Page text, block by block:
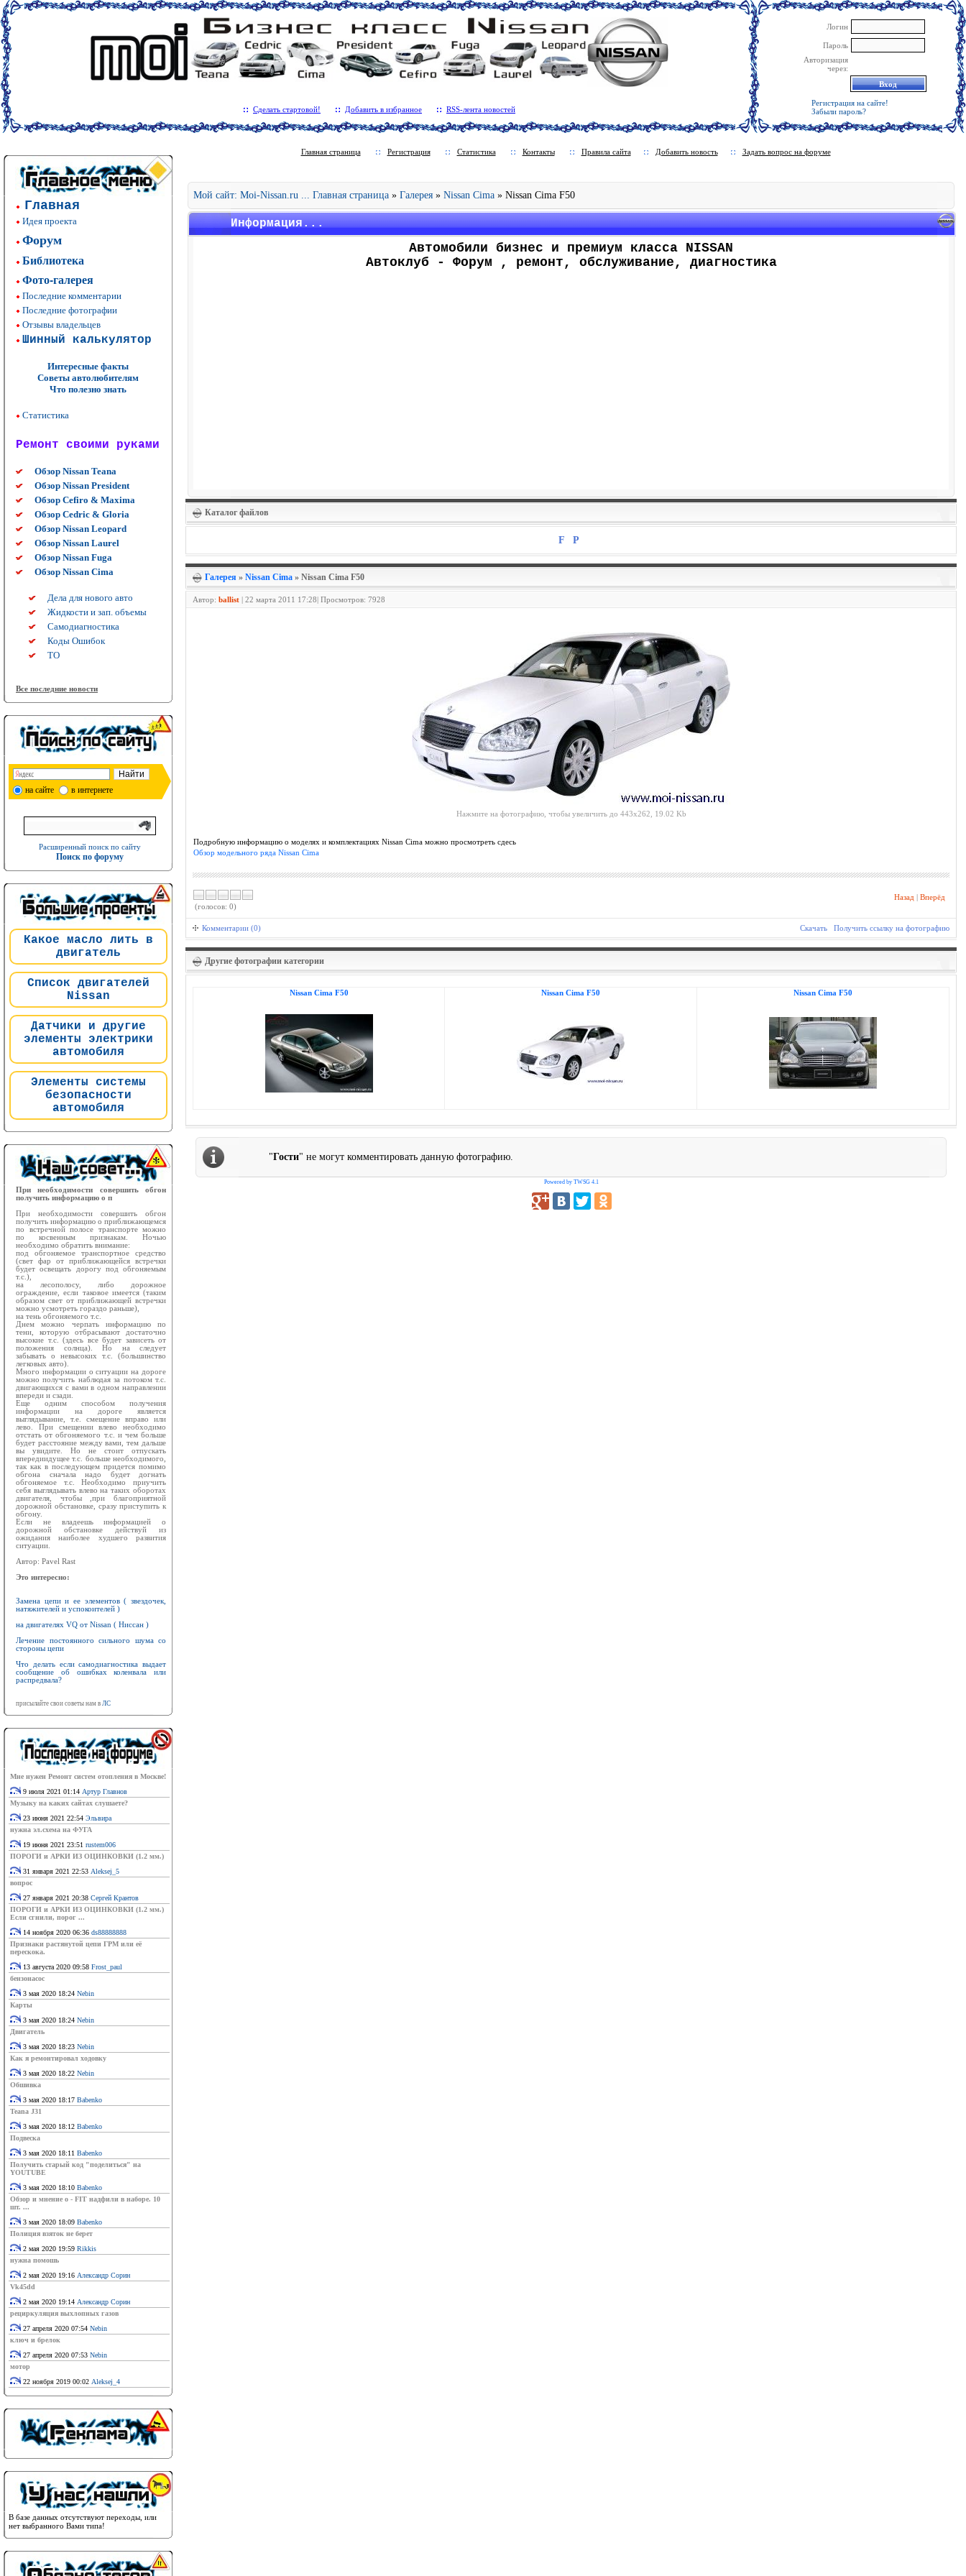
Сделать стартовой! Добавить в избранное RSS-лента новостей
Логин
Пароль
Авторизация
через:
Регистрация на сайте!
Забыли пароль?
Главная
Идея проекта
Форум
Библиотека
Фото-галерея
Последние комментарии
Последние фотографии
Отзывы владельцев
Шинный калькулятор
Интересные факты
Советы автолюбителям
Что полезно знать
Статистика
Ремонт своими руками
Обзор Nissan Teana
Обзор Nissan President
Обзор Cefiro & Maxima
Обзор Cedric & Gloria
Обзор Nissan Leopard
Обзор Nissan Laurel
Обзор Nissan Fuga
Обзор Nissan Cima
Дела для нового авто
Жидкости и зап. объемы
Самодиагностика
Коды Ошибок
ТО
Все последние новости
на сайте в интернете
Расширенный поиск по сайту
Поиск по форуму
Какое масло лить в
двигатель
Список двигателей
Nissan
Датчики и другие
элементы электрики
автомобиля
Элементы системы
безопасности
автомобиля
При необходимости совершить обгон
получить информацию о п
При необходимости совершить обгон
получить информацию о приближающемся
по встречной полосе транспорте можно
по косвенным признакам. Ночью
необходимо обратить внимание:
под обгоняемое транспортное средство
(свет фар от приближающейся встречки
будет освещать дорогу под обгоняемым
т.с.),
на лесополосу, либо дорожное
ограждение, если таковое имеется (таким
образом свет от приближающей встречки
можно усмотреть гораздо раньше),
на тень обгоняемого т.с.
Днем можно черпать информацию по
тени, которую отбрасывают достаточно
высокие т.с. (здесь все будет зависеть от
положения солнца). Но на следует
забывать о невысоких т.с. (большинство
легковых авто).
Много информации о ситуации на дороге
можно получить наблюдая за потоком т.с.
двигающихся с вами в одном направлении
впереди и сзади.
Еще одним способом получения
информации на дороге является
выглядывание, т.е. смещение вправо или
лево. При смещении влево необходимо
отстать от обгоняемого т.с. и чем больше
будет расстояние между вами, тем дальше
вы увидите. Но не стоит отпускать
впередиидущее т.с. больше необходимого,
так как в последующем придется помимо
обгона сначала надо будет догнать
обгоняемое т.с. Необходимо приучить
себя выглядывать влево на таких оборотах
двигателя, чтобы ,при благоприятной
дорожной обстановке, сразу приступить к
обгону.
Если не владеешь информацией о
дорожной обстановке действуй из
ожидания наиболее худшего развития
ситуации.
Автор: Pavel Rast
Это интересно:
Замена цепи и ее элементов ( звездочек,
натяжителей и успокоителей )
на двигателях VQ от Nissan ( Ниссан )
Лечение постоянного сильного шума со
стороны цепи
Что делать если самодиагностика выдает
сообщение об ошибках коленвала или
распредвала?
присылайте свои советы нам в ЛС
Мне нужен Ремонт систем отопления в Москве!
9 июля 2021 01:14 Артур Главнов
Музыку на каких сайтах слушаете?
23 июня 2021 22:54 Эльвира
нужна эл.схема на ФУГА
19 июня 2021 23:51 rustem006
ПОРОГИ и АРКИ ИЗ ОЦИНКОВКИ (1.2 мм.)
31 января 2021 22:53 Aleksej_5
вопрос
27 января 2021 20:38 Сергей Крантов
ПОРОГИ и АРКИ ИЗ ОЦИНКОВКИ (1.2 мм.)
Если сгнили, порог ...
14 ноября 2020 06:36 ds88888888
Признаки растянутой цепи ГРМ или её
перескока.
13 августа 2020 09:58 Frost_paul
бензонасос
3 мая 2020 18:24 Nebin
Карты
3 мая 2020 18:24 Nebin
Двигатель
3 мая 2020 18:23 Nebin
Как я ремонтировал ходовку
3 мая 2020 18:22 Nebin
Обшивка
3 мая 2020 18:17 Babenko
Teana J31
3 мая 2020 18:12 Babenko
Подвеска
3 мая 2020 18:11 Babenko
Получить старый код "поделиться" на
YOUTUBE
3 мая 2020 18:10 Babenko
Обзор и мнение о - FIT надфили в наборе. 10
шт. ...
3 мая 2020 18:09 Babenko
Полиция взяток не берет
2 мая 2020 19:59 Rikkis
нужна помошь
2 мая 2020 19:16 Александр Сорин
Vk45dd
2 мая 2020 19:14 Александр Сорин
рециркуляция выхлопных газов
27 апреля 2020 07:54 Nebin
ключ и брелок
27 апреля 2020 07:53 Nebin
мотор
22 ноября 2019 00:02 Aleksej_4
В базе данных отсутствуют переходы, или
нет выбранного Вами типа!
Главная страница Регистрация Статистика Контакты Правила сайта Добавить новость Задать вопрос на форуме
Мой сайт: Moi-Nissan.ru ... Главная страница » Галерея » Nissan Cima » Nissan Cima F50
Информация...
Автомобили бизнес и премиум класса NISSAN
Автоклуб - Форум , ремонт, обслуживание, диагностика
Каталог файлов
F P
Галерея » Nissan Cima » Nissan Cima F50
Автор: ballist | 22 марта 2011 17:28| Просмотров: 7928
Нажмите на фотографию, чтобы увеличить до 443x262, 19.02 Kb
Подробную информацию о моделях и комплектациях Nissan Cima можно просмотреть сдесь
Обзор модельного ряда Nissan Cima
(голосов: 0)
Назад | Вперёд
Комментарии (0) Скачать Получить ссылку на фотографию
Другие фотографии категории
Nissan Cima F50 Nissan Cima F50 Nissan Cima F50
"Гости" не могут комментировать данную фотографию.
Powered by TWSG 4.1